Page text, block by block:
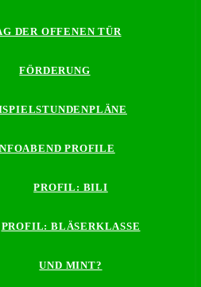
DER OFFENEN TÜR
FÖRDERUNG
PROFILE
PROFIL: BILI
PROFIL: BLÄSERKLASSE
UND MINT?